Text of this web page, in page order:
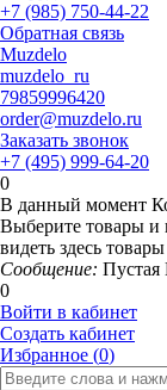
+7 (985) 750-44-22
Обратная связь
Muzdelo
muzdelo_ru
79859996420
order@muzdelo.ru
Заказать звонок
+7 (495) 999-64-20
0
В данный момент
Выберите товары и
видеть здесь
Сообщение: Пустая
0
Войти в кабинет
Создать кабинет
Избранное (0)